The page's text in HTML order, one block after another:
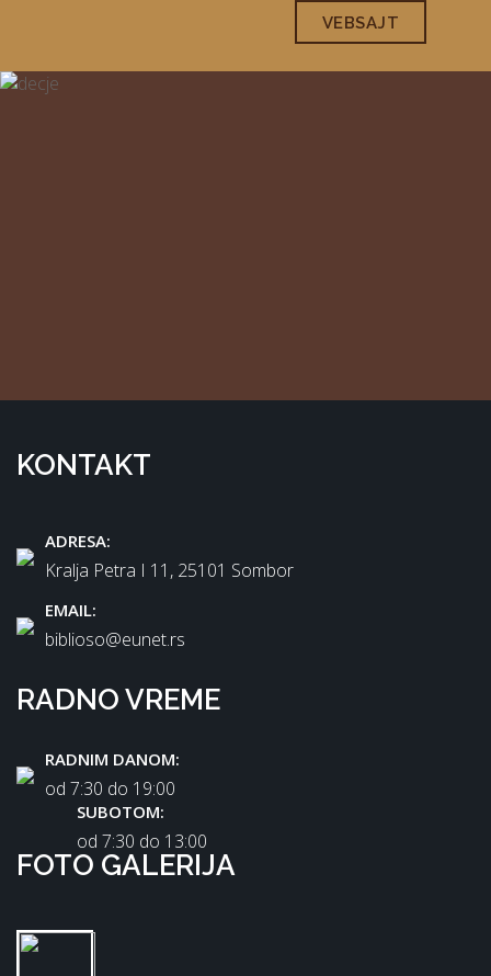
VEBSAJT
KONTAKT
ADRESA:
Kralja Petra I 11, 25101 Sombor
EMAIL:
biblioso@eunet.rs
RADNO VREME
RADNIM DANOM:
od 7:30 dо 19:00
SUBOTOM:
od 7:30 dо 13:00
FOTO GALERIJA